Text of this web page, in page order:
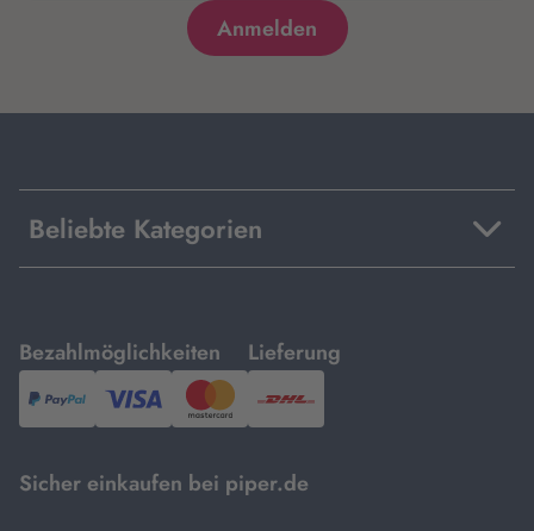
Beliebte Kategorien
Bezahlmöglichkeiten
mit
PayPal,Visa
und
Lieferung
mit
DHL.
Sicher einkaufen bei piper.de